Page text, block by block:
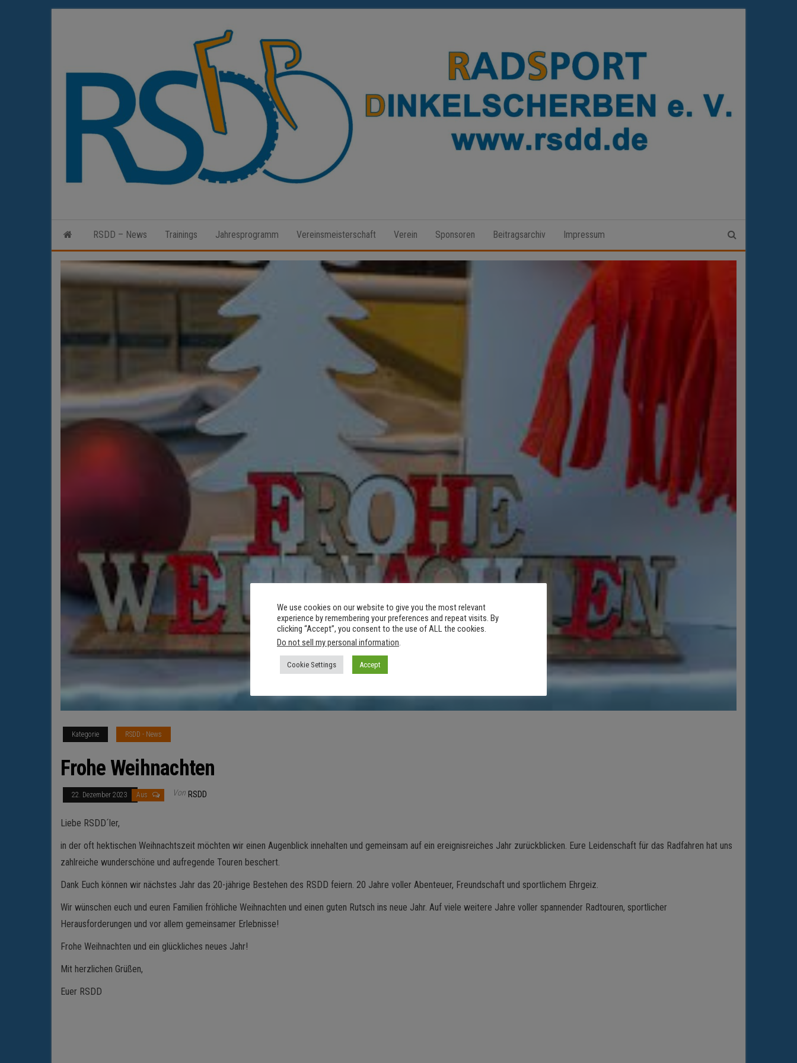
Dinkelscherben
e.V.
RSDD – News Trainings Jahresprogramm Vereinsmeisterschaft Verein Sponsoren Beitragsarchiv Impressum
Kategorie RSDD - News
Frohe Weihnachten
22. Dezember 2023 Aus Von RSDD
Liebe RSDD´ler,
in der oft hektischen Weihnachtszeit möchten wir einen Augenblick innehalten und gemeinsam auf ein ereignisreiches Jahr zurückblicken. Eure Leidenschaft für das Radfahren hat uns
zahlreiche wunderschöne und aufregende Touren beschert.
Dank Euch können wir nächstes Jahr das 20-jährige Bestehen des RSDD feiern. 20 Jahre voller Abenteuer, Freundschaft und sportlichem Ehrgeiz.
Wir wünschen euch und euren Familien fröhliche Weihnachten und einen guten Rutsch ins neue Jahr. Auf viele weitere Jahre voller spannender Radtouren, sportlicher
Herausforderungen und vor allem gemeinsamer Erlebnisse!
Frohe Weihnachten und ein glückliches neues Jahr!
Mit herzlichen Grüßen,
Euer RSDD
We use cookies on our website to give you the most relevant
experience by remembering your preferences and repeat visits. By
clicking “Accept”, you consent to the use of ALL the cookies.
Do not sell my personal information.
Cookie Settings Accept